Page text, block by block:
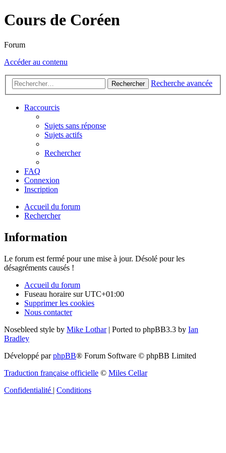
Cours de Coréen
Forum
Accéder au contenu
Rechercher Recherche avancée
Raccourcis
Sujets sans réponse
Sujets actifs
Rechercher
FAQ
Connexion
Inscription
Accueil du forum
Rechercher
Information
Le forum est fermé pour une mise à jour. Désolé pour les
désagréments causés !
Accueil du forum
Fuseau horaire surUTC+01:00
Supprimer les cookies
Nous contacter
Nosebleed style by Mike Lothar| Ported to phpBB3.3 by Ian
Bradley
Développé parphpBB® Forum Software © phpBB Limited
Traduction française officielle © Miles Cellar
Confidentialité | Conditions